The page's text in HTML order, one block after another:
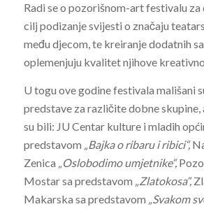
Radi se o pozorišnom-art festivalu za
cilj podizanje svijesti o značaju
među djecom, te kreiranje dodatnih
oplemenjuju kvalitet njihove
U togu ove godine festivala mališani
predstave za različite dobne
su bili: JU Centar kulture i mladih
predstavom „Bajka o ribaru i ribici“,
Zenica „Oslobodimo umjetnike“,
Mostar sa predstavom „Zlatokosa“,
Makarska sa predstavom „Svakom